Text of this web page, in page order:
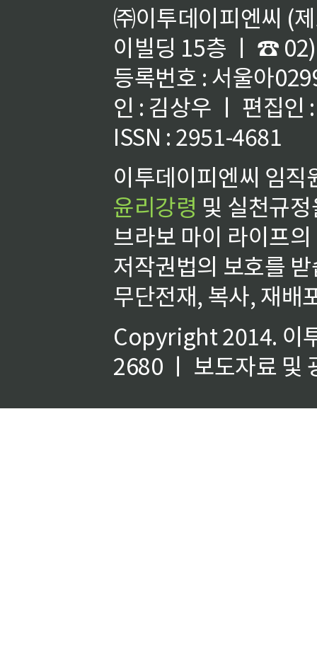
㈜이투데이피엔씨 (
이빌딩 15층 ㅣ ☎
등록번호 : 서울아
인 : 김상우 ㅣ 편집인
ISSN : 2951-4681
이투데이피엔씨 임
윤리강령 및 실천규
브라보 마이 라이프
저작권법의 보호를
무단전재, 복사, 재배
Copyright 2014. 이
2680 ㅣ 보도자료